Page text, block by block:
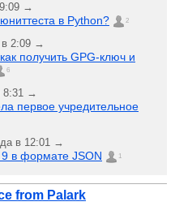
→
в Python? 2
в 2:09 →
получить GPG-ключ и
6
8:31 →
первое учредительное
в 12:01 →
в формате JSON 1
from Palark